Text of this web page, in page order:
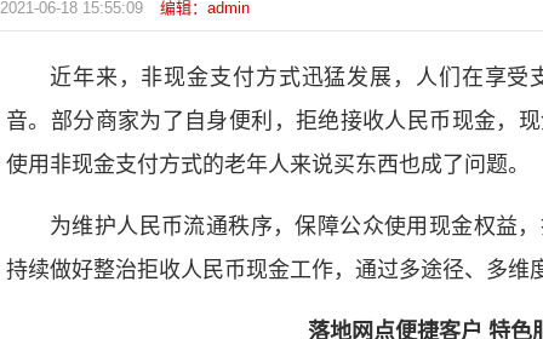
2021-06-18 15:55:09 编辑：admin
近年来，非现金支付方式迅猛发展，人们在享
音。部分商家为了自身便利，拒绝接收人民币现金，
使用非现金支付方式的老年人来说买东西也成了问题。
为维护人民币流通秩序，保障公众使用现金权益
持续做好整治拒收人民币现金工作，通过多途径、多维
落地网点便捷客户 特色